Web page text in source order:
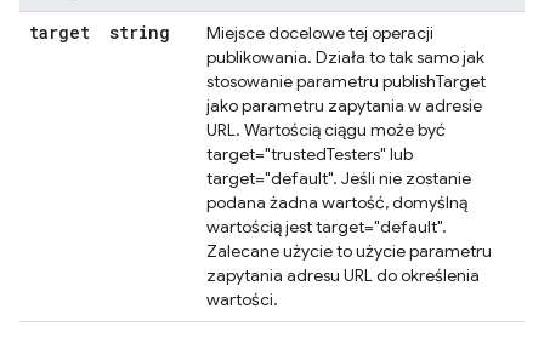
target string
Miejsce docelowe tej operacji
publikowania. Działa to tak samo jak
stosowanie parametru publishTarget
jako parametru zapytania w adresie
URL. Wartością ciągu może być
target="trustedTesters" lub
target="default". Jeśli nie zostanie
podana żadna wartość, domyślną
wartością jest target="default".
Zalecane użycie to użycie parametru
zapytania adresu URL do określenia
wartości.